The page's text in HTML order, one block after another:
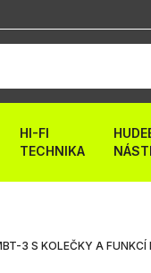
HI-FI
TECHNIKA
3 S KOLEČKY A FUNKCÍ